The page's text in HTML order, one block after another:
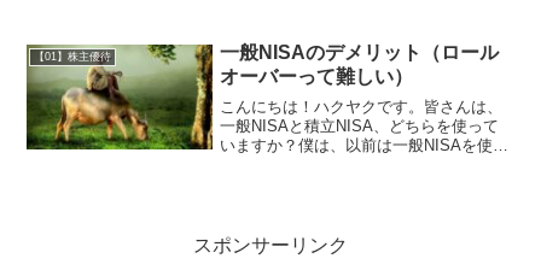
は、ノーリスクでリターンを得られる、
最高の投資だと思っ...
【01】株主優待
一般NISAのデメリット（ロール
オーバーって難しい）
こんにちは！ハクヤクです。皆さんは、
一般NISAと積立NISA、どちらを使って
いますか？僕は、以前は一般NISAを使っ
スポンサーリンク